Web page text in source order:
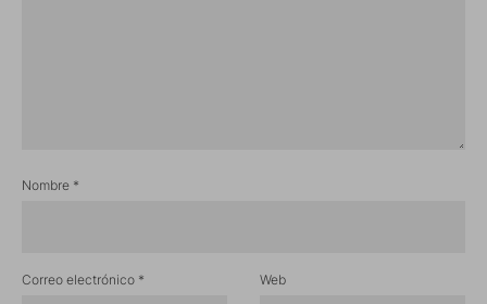
Nombre *
Correo electrónico * Web